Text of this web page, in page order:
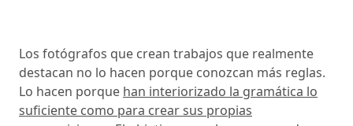
Los fotógrafos que crean trabajos que realmente
destacan no lo hacen porque conozcan más reglas.
Lo hacen porque han interiorizado la gramática lo
suficiente como para crear sus propias